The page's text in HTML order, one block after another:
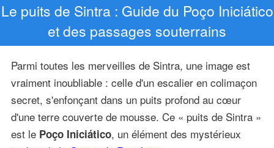
Le puits de Sintra : Guide du Poço Iniciático
et des passages souterrains
Parmi toutes les merveilles de Sintra, une image est
vraiment inoubliable : celle d'un escalier en colimaçon
secret, s'enfonçant dans un puits profond au cœur
d'une terre couverte de mousse. Ce « puits de Sintra »
est le Poço Iniciático, un élément des mystérieux